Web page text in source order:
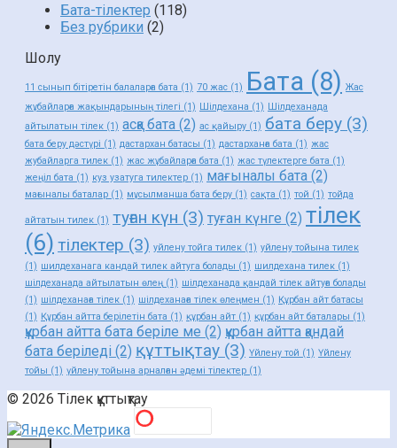
Бата-тілектер (118)
Без рубрики (2)
Шолу
11 сынып бітіретін балаларға бата (1) 70 жас (1) Бата (8) Жас
жұбайларға жақындарының тілегі (1) Шілдехана (1) Шілдеханада
айтылатын тілек (1) асқа бата (2) ас қайыру (1) бата беру (3)
бата беру дәстүрі (1) дастархан батасы (1) дастарханға бата (1) жас
жубайларга тилек (1) жас жұбайларға бата (1) жас түлектерге бата (1)
жеңіл бата (1) куз узатуга тилектер (1) мағыналы бата (2)
мағыналы баталар (1) мұсылманша бата беру (1) сақта (1) той (1) тойда
айтатын тилек (1) туған күн (3) туған күнге (2) тілек
(6) тілектер (3) уйлену тойга тилек (1) уйлену тойына тилек
(1) шилдеханага кандай тилек айтуга болады (1) шилдехана тилек (1)
шілдеханада айтылатын өлең (1) шілдеханада қандай тілек айтуға болады
(1) шілдеханаға тілек (1) шілдеханаға тілек өлеңмен (1) Құрбан айт батасы
(1) Құрбан айтта берілетін бата (1) құрбан айт (1) құрбан айт баталары (1)
құрбан айтта бата беріле ме (2) құрбан айтта қандай
бата беріледі (2) құттықтау (3) Үйлену той (1) Үйлену
тойы (1) үйлену тойына арналған әдемі тілектер (1)
© 2026 Тілек құттықтау